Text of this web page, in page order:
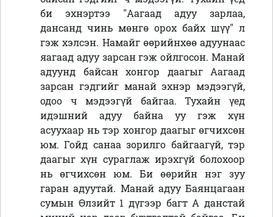
би эхнэртээ "Аагаад адуу зарлаа,
дансанд чинь мөнгө орох байх шүү" л
гэж хэлсэн. Намайг өөрийнхөө адуунаас
яагаад адуу зарсан гэж ойлгосон. Манай
адуунд байсан хонгор даагыг Аагаад
зарсан гэдгийг манай эхнэр мэдээгүй,
одоо ч мэдээгүй байгаа. Тухайн үед
идэшний адуу байна уу гэж хүн
асуухаар нь тэр хонгор даагыг өгчихсөн
юм. Гойд санаа зорилго байгаагүй, тэр
даагыг хүн сураглаж ирэхгүй болохоор
нь өгчихсөн юм. Би өөрийн нэг зуу
гаран адуутай. Манай адуу Баянцагаан
сумын Өлзийт 1 дүгээр багт А данстай